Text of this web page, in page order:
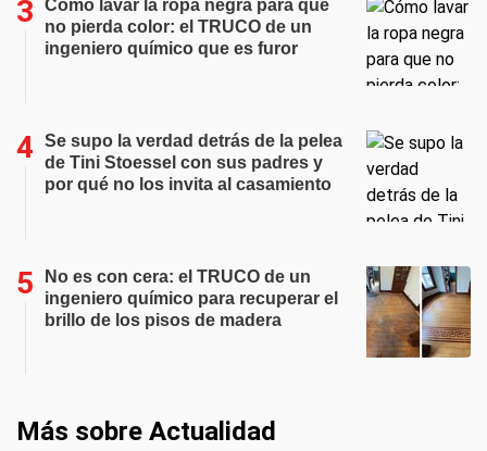
Cómo lavar la ropa negra para que
no pierda color: el TRUCO de un
ingeniero químico que es furor
Se supo la verdad detrás de la pelea
de Tini Stoessel con sus padres y
por qué no los invita al casamiento
No es con cera: el TRUCO de un
ingeniero químico para recuperar el
brillo de los pisos de madera
Más sobre Actualidad